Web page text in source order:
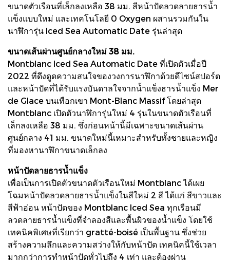
ขนาดตัวเรือนที่เล็กลงเหลือ 38 มม. สีหน้าปัดลวดลายธารน้ำ
แข็งแบบใหม่ และเทคโนโลยี 0 Oxygen ผสานรวมกันใน
นาฬิการุ่น Iced Sea Automatic Date รุ่นล่าสุด
ขนาดเส้นผ่านศูนย์กลางใหม่ 38 มม.
Montblanc Iced Sea Automatic Date ที่เปิดตัวเมื่อปี
2022 ที่ดึงดูดความสนใจของวงการนาฬิกาด้วยดีไซน์สปอร์ต
และหน้าปัดที่ได้รับแรงบันดาลใจจากน้ำแข็งธารน้ำแข็ง Mer
de Glace บนเทือกเขา Mont-Blanc Massif โดยล่าสุด
Montblanc เปิดตัวนาฬิการุ่นใหม่ 4 รุ่นในขนาดตัวเรือนที่
เล็กลงเหลือ 38 มม. ซึ่งก่อนหน้านี้มีเฉพาะขนาดเส้นผ่าน
ศูนย์กลาง 41 มม. ขนาดใหม่นี้เหมาะสำหรับทั้งชายและหญิง
ที่มองหานาฬิกาขนาดเล็กลง
หน้าปัดลายธารน้ำแข็ง
เพื่อเป็นการเปิดตัวขนาดตัวเรือนใหม่ Montblanc ได้เผย
โฉมหน้าปัดลวดลายธารน้ำแข็งในสีใหม่ 2 สี ได้แก่ สีขาวและ
สีฟ้าอ่อน หน้าปัดของ Montblanc Iced Sea ทุกเรือนมี
ลวดลายธารน้ำแข็งที่จำลองสีและพื้นผิวของน้ำแข็ง โดยใช้
เทคนิคพิเศษที่เรียกว่า gratté-boisé เป็นพื้นฐาน ซึ่งช่วย
สร้างความลึกและความสว่างให้กับหน้าปัด เทคนิคนี้ใช้เวลา
มากกว่าการทำหน้าปัดทั่วไปถึง 4 เท่า และต้องผ่าน